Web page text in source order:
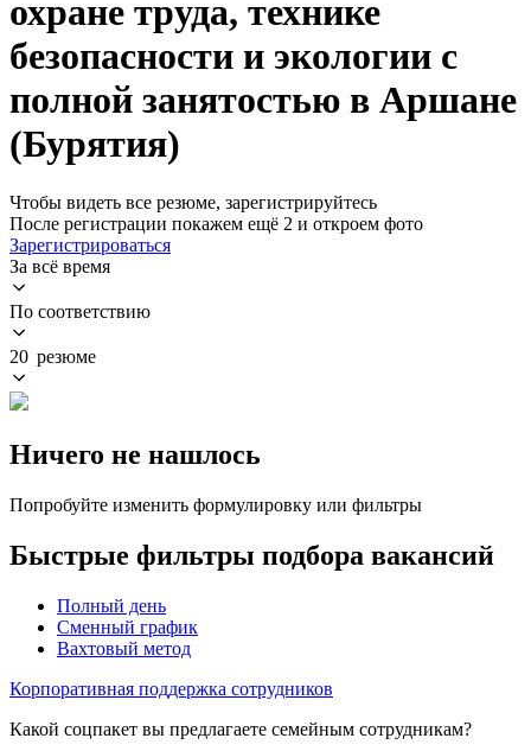
охране труда, технике
безопасности и экологии с
полной занятостью в Аршане
(Бурятия)
Чтобы видеть все резюме, зарегистрируйтесь
После регистрации покажем ещё 2 и откроем фото
Зарегистрироваться
За всё время
По соответствию
20 резюме
Ничего не нашлось
Попробуйте изменить формулировку или фильтры
Быстрые фильтры подбора вакансий
Полный день
Сменный график
Вахтовый метод
Корпоративная поддержка сотрудников
Какой соцпакет вы предлагаете семейным сотрудникам?